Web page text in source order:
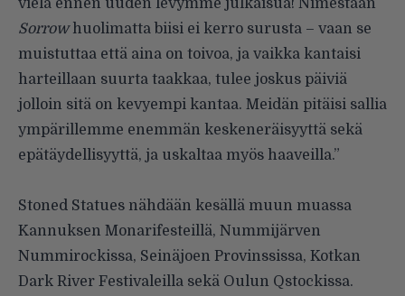
vielä ennen uuden levymme julkaisua! Nimestään
Sorrowhuolimatta biisi ei kerro surusta – vaan se
muistuttaa että aina on toivoa, ja vaikka kantaisi
harteillaan suurta taakkaa, tulee joskus päiviä
jolloin sitä on kevyempi kantaa. Meidän pitäisi sallia
ympärillemme enemmän keskeneräisyyttä sekä
epätäydellisyyttä, ja uskaltaa myös haaveilla.”
Stoned Statues nähdään kesällä muun muassa
Kannuksen Monarifesteillä, Nummijärven
Nummirockissa, Seinäjoen Provinssissa, Kotkan
Dark River Festivaleilla sekä Oulun Qstockissa.